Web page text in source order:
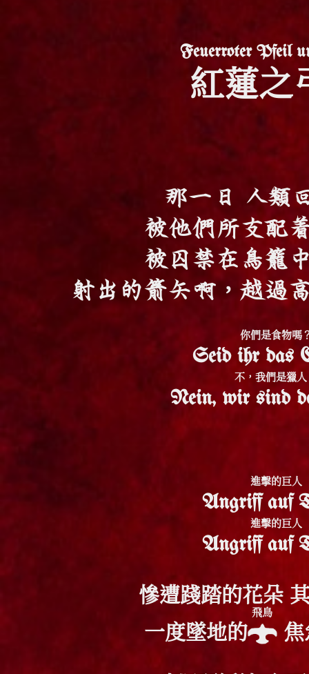
紅蓮之
Feuerroter Pfeil
那一日 人類
被他們所支配
被囚禁在鳥籠
射出的箭矢啊，越過
Seid ihr das
你們是食物嗎
Nein, wir sind
不，我們是獵人
Angriff auf
進擊的巨人
Angriff auf
進擊的巨人
慘遭踐踏的花朵
一度墜地的
飛鳥
焦